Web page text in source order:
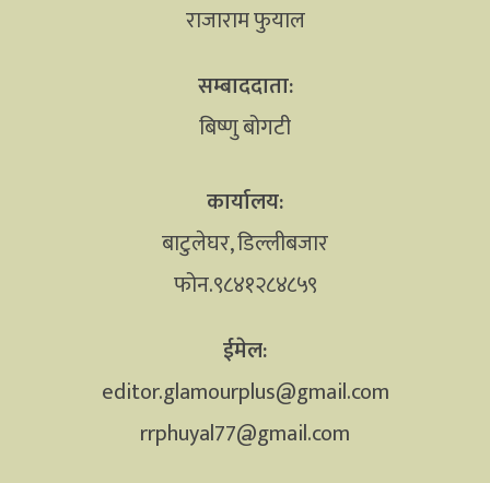
राजाराम फुयाल
सम्बाददाता:
बिष्णु बोगटी
कार्यालय:
बाटुलेघर, डिल्लीबजार
फोन.९८४१२८४८५९
ईमेल:
editor.glamourplus@gmail.com
rrphuyal77@gmail.com